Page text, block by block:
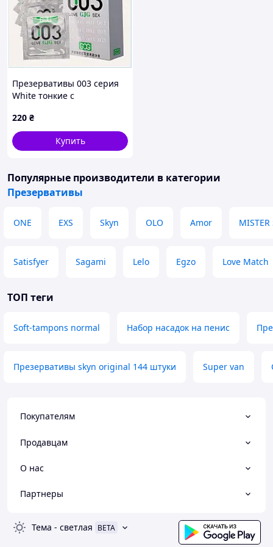
Презервативы 003 серия
White тонкие с
9029C530E
220 ₴
Купить
Популярные производители в категории
Презервативы
ONE EXS Skyn OLO Amor MISTER
Satisfyer Sagami Lelo Egzo Love Match
ТОП теги
Soft-tampons normal Набор насадок на пенис
Презервативы skyn original 144 штуки Super van
Покупателям
Продавцам
О нас
Партнеры
Тема - светлая BETA